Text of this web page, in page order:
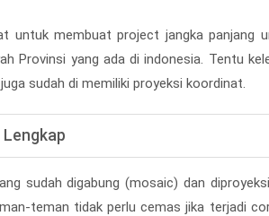
untuk membuat project jangka panjang
Provinsi yang ada di indonesia. Tentu
sudah di memiliki proyeksi koordinat.
Lengkap
sudah digabung (mosaic) dan
teman tidak perlu cemas jika terjadi